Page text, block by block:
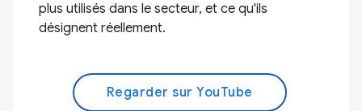
plus utilisés dans le secteur, et ce qu'ils
désignent réellement.
Regarder sur YouTube